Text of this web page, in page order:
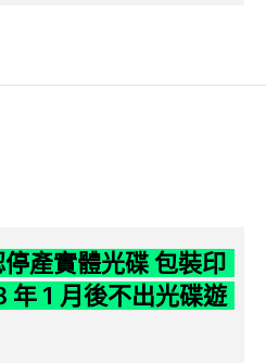
產實體光碟 包裝印
1 月後不出光碟遊